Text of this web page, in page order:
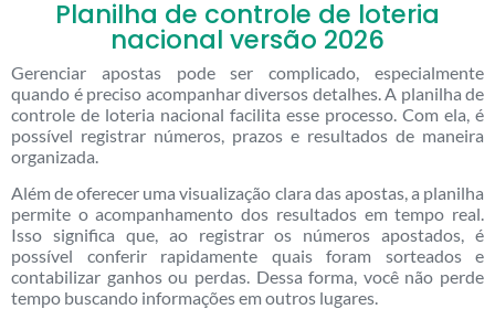
Planilha de controle de loteria
nacional versão 2026
Gerenciar apostas pode ser complicado, especialmente
quando é preciso acompanhar diversos detalhes. A planilha de
controle de loteria nacional facilita esse processo. Com ela, é
possível registrar números, prazos e resultados de maneira
organizada.
Além de oferecer uma visualização clara das apostas, a planilha
permite o acompanhamento dos resultados em tempo real.
Isso significa que, ao registrar os números apostados, é
possível conferir rapidamente quais foram sorteados e
contabilizar ganhos ou perdas. Dessa forma, você não perde
tempo buscando informações em outros lugares.